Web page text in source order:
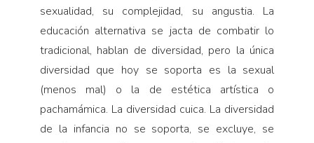
sexualidad, su complejidad, su angus­tia. La
educación alternativa se jacta de combatir lo
tradicional, hablan de diversidad, pero la única
diversidad que hoy se soporta es la sexual
(menos mal) o la de estética artística o
pachamámica. La diversidad cuica. La diversidad
de la infancia no se soporta, se excluye, se